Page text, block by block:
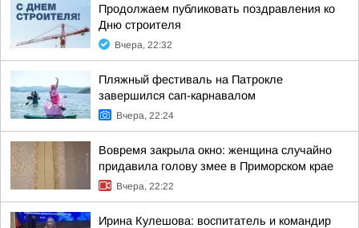
Продолжаем публиковать поздравления ко
Дню строителя
Вчера, 22:32
Пляжный фестиваль на Патрокле
завершился сап-карнавалом
Вчера, 22:24
Вовремя закрыла окно: женщина случайно
придавила голову змее в Приморском крае
Вчера, 22:22
Ирина Кулешова: воспитатель и командир